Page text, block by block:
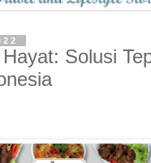
Solusi